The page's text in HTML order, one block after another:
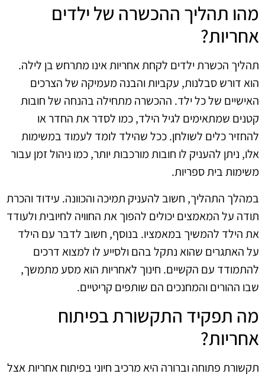
מהו תהליך ההכשרה של ילדים
אחריות?
תהליך הכשרת ילדים לקחת אחריות אינו מתרחש בן לילה.
הוא דורש סבלנות, עקביות והבנה מעמיקה של הצרכים
האישיים של כל ילד. ההכשרה מתחילה בהנחה של חובות
קטנים שמתאימים לגיל הילד, כמו לסדר את החדר או
להחזיר כלים לשולחן. ככל שהילד לומד לעמוד במשימות
אלו, ניתן להעניק לו חובות מורכבות יותר, כמו ניהול זמן עבור
משימות בית ספריות.
במהלך התהליך, חשוב להעניק תמיכה והכוונה. עידוד והכרת
תודה על המאמצים יכולים להפוך את החוויה לחיובית ולעודד
את הילד להמשיך במאמציו. בנוסף, חשוב לדבר עם הילד
על האתגרים שהוא נתקל בהם ולסייע לו למצוא דרכים
להתמודד עם הקשיים. חינוך לאחריות הוא מסע מתמשך,
שבו ההורים והמחנכים הם שותפים קריטיים.
מה תפקיד התקשורת בפיתוח
אחריות?
תקשורת פתוחה וברורה היא מרכיב חיוני בפיתוח אחריות אצל